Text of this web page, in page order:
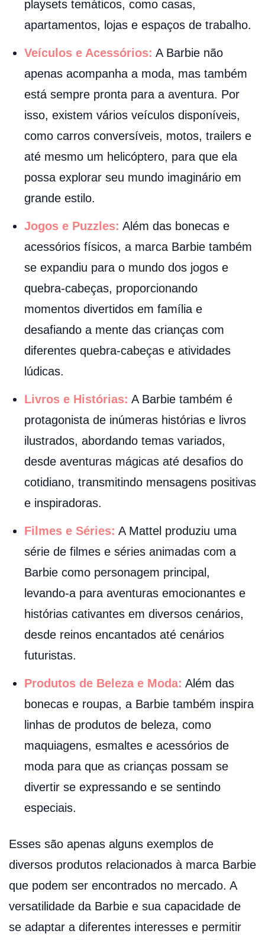
playsets temáticos, como casas,
apartamentos, lojas e espaços de trabalho.
Veículos e Acessórios: A Barbie não
apenas acompanha a moda, mas também
está sempre pronta para a aventura. Por
isso, existem vários veículos disponíveis,
como carros conversíveis, motos, trailers e
até mesmo um helicóptero, para que ela
possa explorar seu mundo imaginário em
grande estilo.
Jogos e Puzzles: Além das bonecas e
acessórios físicos, a marca Barbie também
se expandiu para o mundo dos jogos e
quebra-cabeças, proporcionando
momentos divertidos em família e
desafiando a mente das crianças com
diferentes quebra-cabeças e atividades
lúdicas.
Livros e Histórias: A Barbie também é
protagonista de inúmeras histórias e livros
ilustrados, abordando temas variados,
desde aventuras mágicas até desafios do
cotidiano, transmitindo mensagens positivas
e inspiradoras.
Filmes e Séries: A Mattel produziu uma
série de filmes e séries animadas com a
Barbie como personagem principal,
levando-a para aventuras emocionantes e
histórias cativantes em diversos cenários,
desde reinos encantados até cenários
futuristas.
Produtos de Beleza e Moda: Além das
bonecas e roupas, a Barbie também inspira
linhas de produtos de beleza, como
maquiagens, esmaltes e acessórios de
moda para que as crianças possam se
divertir se expressando e se sentindo
especiais.
Esses são apenas alguns exemplos de
diversos produtos relacionados à marca Barbie
que podem ser encontrados no mercado. A
versatilidade da Barbie e sua capacidade de
se adaptar a diferentes interesses e permitir